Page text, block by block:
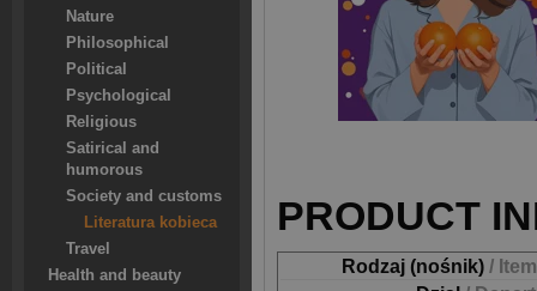
Nature
Philosophical
Political
Psychological
Religious
Satirical and
humorous
Society and customs
Literatura kobieca
Travel
Health and beauty
PRODUCT
Rodzaj (nośnik) /